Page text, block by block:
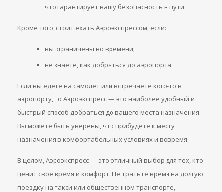
что гарантирует вашу безопасность в пути.
Кроме того, стоит ехать Аэроэкспрессом, если:
вы ограничены во времени;
не знаете, как добраться до аэропорта.
Если вы едете на самолет или встречаете кого-то в
аэропорту, то Аэроэкспресс — это наиболее удобный и
быстрый способ добраться до вашего места назначения.
Вы можете быть уверены, что прибудете к месту
назначения в комфортабельных условиях и вовремя.
В целом, Аэроэкспресс — это отличный выбор для тех, кто
ценит свое время и комфорт. Не тратьте время на долгую
поездку на такси или общественном транспорте,